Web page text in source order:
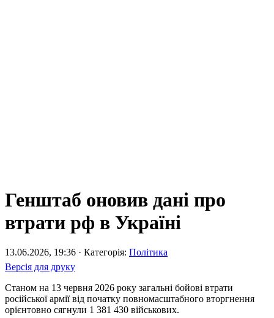
Генштаб оновив дані про
втрати рф в Україні
13.06.2026, 19:36 · Категорія: Політика
Версія для друку
Станом на 13 червня 2026 року загальні бойові втрати
російської армії від початку повномасштабного вторгнення
орієнтовно сягнули 1 381 430 військових.